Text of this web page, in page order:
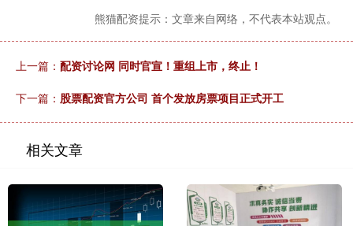
熊猫配资提示：文章来自网络，不代表本站观点。
上一篇： 配资讨论网 同时官宣！重组上市，终止！
下一篇： 股票配资官方公司 首个发放房票项目正式开工
相关文章